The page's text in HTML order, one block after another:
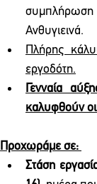
συμπλήρωση
Ανθυγιεινά.
Πλήρης
εργοδότη.
Γενναία
καλυφθούν οι
Προχωράμε σε:
Στάση